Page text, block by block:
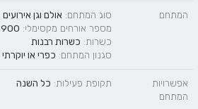
המתחם סוג המתחם: אולם וגן אירועים
מספר אורחים מקסימלי: 900
כשרות: כשרות רבנות
סגנון המתחם: כפרי או יוקרתי
אפשרויות
המתחם
תקופת פעילות: כל השנה